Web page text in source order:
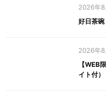
2026年8
好日茶
2026年8
【WEB
イト付）